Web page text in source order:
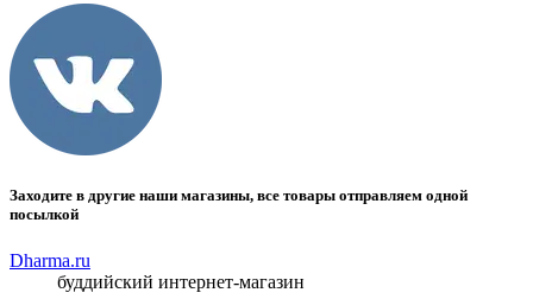
Заходите в другие наши магазины, все товары отправляем одной
посылкой
Dharma.ru
буддийский интернет-магазин